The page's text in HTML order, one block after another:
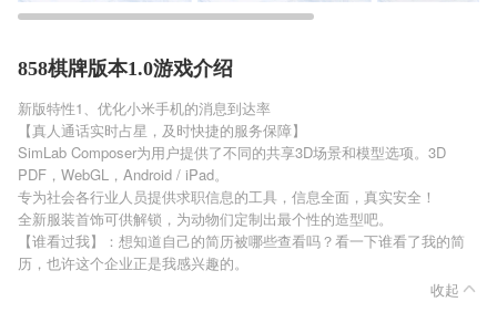
858棋牌版本1.0游戏介绍
新版特性1、优化小米手机的消息到达率
【真人通话实时占星，及时快捷的服务保障】
SimLab Composer为用户提供了不同的共享3D场景和模型选项。3D
PDF，WebGL，Android / iPad。
专为社会各行业人员提供求职信息的工具，信息全面，真实安全！
全新服装首饰可供解锁，为动物们定制出最个性的造型吧。
【谁看过我】：想知道自己的简历被哪些查看吗？看一下谁看了我的简
历，也许这个企业正是我感兴趣的。
收起